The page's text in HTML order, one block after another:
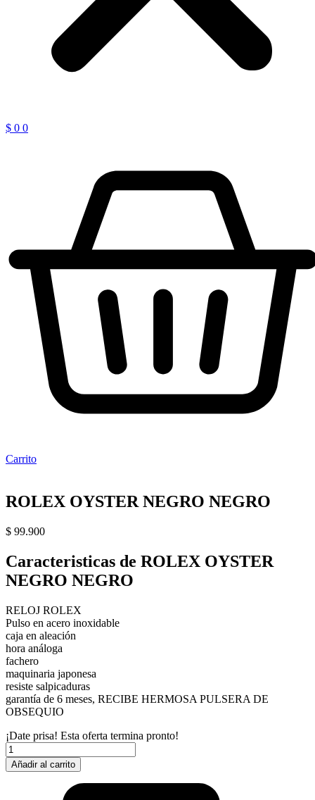
$ 0 0
Carrito
ROLEX OYSTER NEGRO NEGRO
$ 99.900
Caracteristicas de ROLEX OYSTER
NEGRO NEGRO
RELOJ ROLEX
Pulso en acero inoxidable
caja en aleación
hora análoga
fachero
maquinaria japonesa
resiste salpicaduras
garantía de 6 meses, RECIBE HERMOSA PULSERA DE
OBSEQUIO
¡Date prisa! Esta oferta termina pronto!
ROLEX
OYSTER
NEGRO
Añadir al carrito